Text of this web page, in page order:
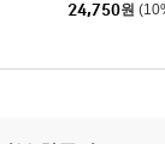
24,750원